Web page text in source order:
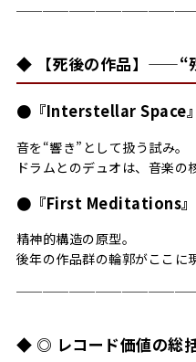
◆ 【死後の作品】——“
●『Interstellar Space』
音を“響き”として扱う試み。
ドラムとのデュオは、音楽の
●『First Meditations』
精神的構造の原型。
後年の作品群の輪郭がここに
◆ ◎ レコード価値の総